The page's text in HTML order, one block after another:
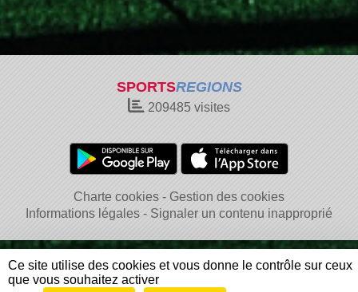
SPORTSREGIONS
209485 visites
Charte cookies
Gestion des cookies
Informations légales
Signaler un contenu inapproprié
Ce site utilise des cookies et vous donne le contrôle sur ceux
que vous souhaitez activer